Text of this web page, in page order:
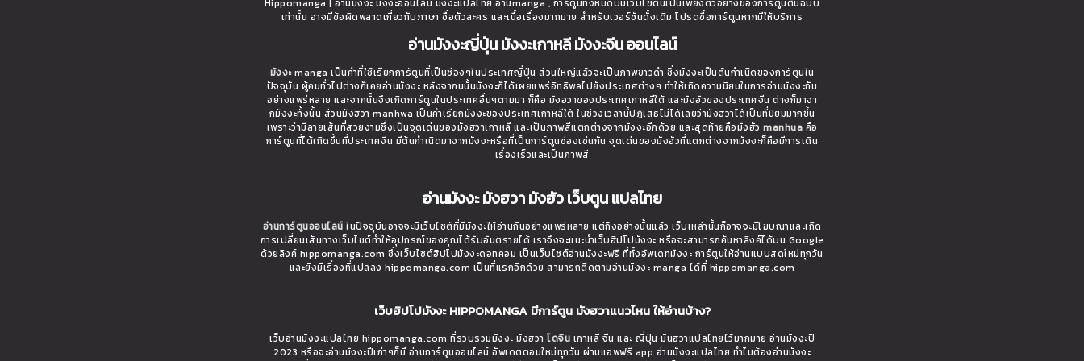
เท่านั้น อาจมีข้อผิดพลาดเกี่ยวกับภาษา ชื่อตัวละคร และเนื้อเรื่องมากมาย สำหรับเวอร์ชันดั้งเดิม โปรดซื้อการ์ตูนหากมีให้บริการ
อ่านมังงะญี่ปุ่น มังงะเกาหลี มังงะจีน ออนไลน์
มังงะmanga เป็นคำที่ใช้เรียกการ์ตูนที่เป็นช่องๆในประเทศญี่ปุ่น ส่วนใหญ่แล้วจะเป็นภาพขาวดำ ซึ่งมังงะเป็นต้นกำเนิดของการ์ตูนใน
ปัจจุบัน ผู้คนทั่วไปต่างก็เคยอ่านมังงะ หลังจากนนั้นมังงะก็ได้เผยแพร่อิทธิพลไปยังประเทศต่างๆ ทำให้เกิดความนิยมในการอ่านมังงะกัน
อย่างแพร่หลาย และจากนั้นจึงเกิดการ์ตูนในประเทศอื่นๆตามมา ก็คือ มังฮวาของประเทศเกาหลีใต้ และมังฮัวของประเทศจีน ต่างก็มาจา
กมังงะทั้งนั้น ส่วนมังฮวา manhwa เป็นคำเรียกมังงะของประเทศเกาหลีใต้ ในช่วงเวลานี้ปฏิเสธไม่ได้เลยว่ามังฮวาได้เป็นที่นิยมมากขึ้น
เพราะว่ามีลายเส้นที่สวยงามซึ่งเป็นจุดเด่นของมังฮวาเกาหลี และเป็นภาพสีแตกต่างจากมังงะอีกด้วย และสุดท้ายคือมังฮัว manhua คือ
การ์ตูนที่ได้เกิดขึ้นที่ประเทศจีน มีต้นกำเนิดมาจากมังงะหรือที่เป็นการ์ตูนช่องเช่นกัน จุดเด่นของมังฮัวที่แตกต่างจากมังงะก็คือมีการเดิน
เรื่องเร็วและเป็นภาพสี
อ่านมังงะ มังฮวา มังฮัว เว็บตูน แปลไทย
อ่านการ์ตูนออนไลน์ ในปัจจุบันอาจจะมีเว็บไซต์ที่มีมังงะให้อ่านกันอย่างแพร่หลาย แต่ถึงอย่างนั้นแล้ว เว็บเหล่านั้นก็อาจจะมีโฆษณาและเกิด
การเปลี่ยนเส้นทางเว็บไซต์ทำให้อุปกรณ์ของคุณได้รับอันตรายได้ เราจึงจะแนะนำเว็บฮิปโปมังงะ หรือจะสามารถค้นหาลิงค์ได้บน Google
ด้วยลิงค์ hippomanga.com ซึ่งเว็บไซต์ฮิปโปมังงะดอทคอม เป็นเว็บไซต์อ่านมังงะฟรี ที่ทั้งอัพเดทมังงะ การ์ตูนให้อ่านแบบสดใหม่ทุกวัน
และยังมีเรื่องที่แปลลง hippomanga.com เป็นที่แรกอีกด้วย สามารถติดตามอ่านมังงะ manga ได้ที่ hippomanga.com
เว็บฮิปโปมังงะ HIPPOMANGA มีการ์ตูน มังฮวาแนวไหน ให้อ่านบ้าง?
เว็บอ่านมังงะแปลไทย hippomanga.com ที่รวบรวมมังงะ มังฮวา โดจิน เกาหลี จีน และ ญี่ปุ่น มันฮวาแปลไทยไว้มากมาย อ่านมังงะปี
2023 หรือจะอ่านมังงะปีเก่าๆก็มี อ่านการ์ตูนออนไลน์ อัพเดตตอนใหม่ทุกวัน ผ่านแอพฟรี app อ่านมังงะแปลไทย ทำไมต้องอ่านมังงะ